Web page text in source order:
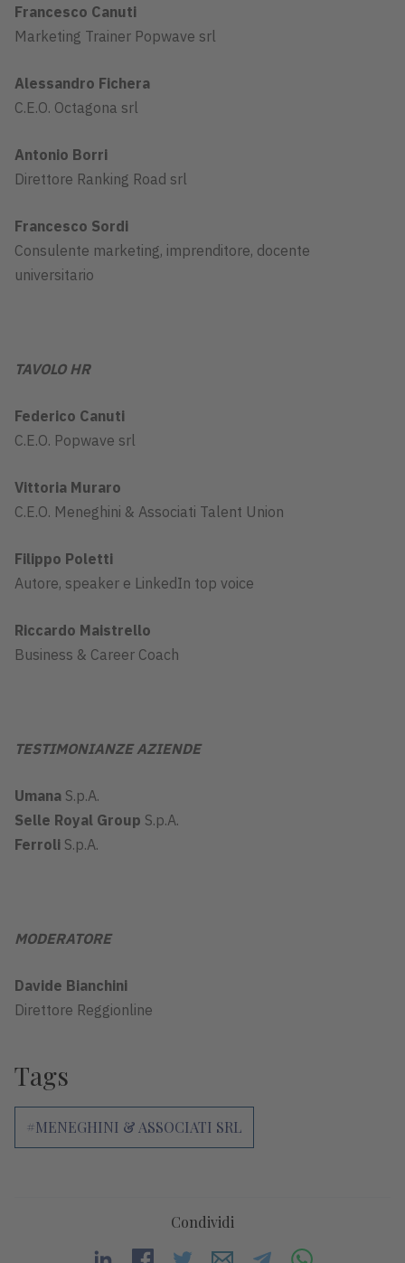
Francesco Canuti
Marketing Trainer Popwave srl
Alessandro Fichera
C.E.O. Octagona srl
Antonio Borri
Direttore Ranking Road srl
Francesco Sordi
Consulente marketing, imprenditore, docente
universitario
TAVOLO HR
Federico Canuti
C.E.O. Popwave srl
Vittoria Muraro
C.E.O. Meneghini & Associati Talent Union
Filippo Poletti
Autore, speaker e LinkedIn top voice
Riccardo Maistrello
Business & Career Coach
TESTIMONIANZE AZIENDE
Umana S.p.A.
Selle Royal Group S.p.A.
Ferroli S.p.A.
MODERATORE
Davide Bianchini
Direttore Reggionline
Tags
#MENEGHINI & ASSOCIATI SRL
Condividi